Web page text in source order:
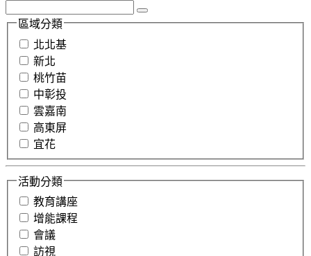
區域分類
北北基
新北
桃竹苗
中彰投
雲嘉南
高東屏
宜花
活動分類
教育講座
增能課程
會議
訪視